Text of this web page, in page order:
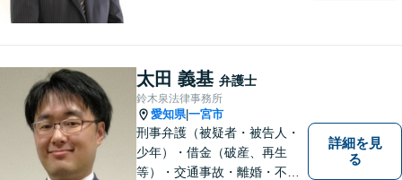
す。「こんなこと相談しても
いいのか分からない」という
方も、まずはお気軽にご相談
ください。
太田 義基 弁護士
鈴木泉法律事務所
愛知県|一宮市
刑事弁護（被疑者・被告人・
少年）・借金（破産、再生
等）・交通事故・離婚・不貞
詳細を見
る